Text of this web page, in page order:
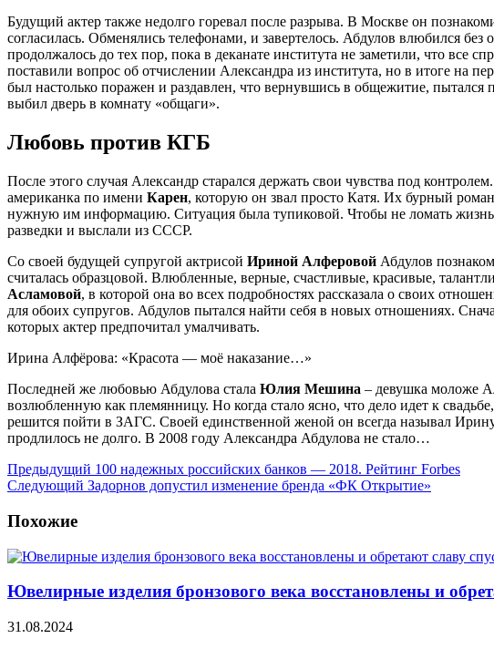
Будущий актер также недолго горевал после разрыва. В Москве он
согласилась. Обменялись телефонами, и завертелось. Абдулов влюбился
продолжалось до тех пор, пока в деканате института не заметили, что все
поставили вопрос об отчислении Александра из института, но в итоге на
был настолько поражен и раздавлен, что вернувшись в общежитие,
выбил дверь в комнату «общаги».
Любовь против КГБ
После этого случая Александр старался держать свои чувства под
американка по имени Карен, которую он звал просто Катя. Их бурный
нужную им информацию. Ситуация была тупиковой. Чтобы не ломать
разведки и выслали из СССР.
Со своей будущей супругой актрисой Ириной Алферовой Абдулов
считалась образцовой. Влюбленные, верные, счастливые, красивые,
Асламовой, в которой она во всех подробностях рассказала о своих
для обоих супругов. Абдулов пытался найти себя в новых отношениях.
которых актер предпочитал умалчивать.
Ирина Алфёрова: «Красота — моё наказание…»
Последней же любовью Абдулова стала Юлия Мешина – девушка моложе
возлюбленную как племянницу. Но когда стало ясно, что дело идет к
решится пойти в ЗАГС. Своей единственной женой он всегда называл
продлилось не долго. В 2008 году Александра Абдулова не стало…
Предыдущий 100 надежных российских банков — 2018. Рейтинг Forbes
Следующий Задорнов допустил изменение бренда «ФК Открытие»
Похожие
Ювелирные изделия бронзового века восстановлены и
31.08.2024